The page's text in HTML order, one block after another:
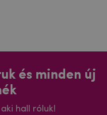
és minden új
hall róluk!